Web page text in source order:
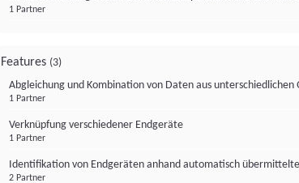
1 Partner
Features (3)
Abgleichung und Kombination von Daten aus unterschiedlichen
1 Partner
Verknüpfung verschiedener Endgeräte
1 Partner
Identifikation von Endgeräten anhand automatisch
2 Partner